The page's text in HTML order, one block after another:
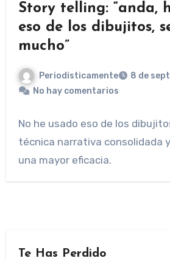
Story telling: “anda,
eso de los dibujitos,
mucho”
Periodisticamente
8 de
No hay comentarios
No he usado eso de los
técnica narrativa consolidada
una mayor eficacia.
Te Has Perdido